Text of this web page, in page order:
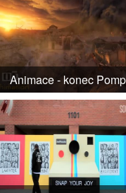
Animace - konec